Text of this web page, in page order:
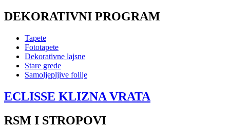
DEKORATIVNI PROGRAM
Tapete
Fototapete
Dekorativne lajsne
Stare grede
Samoljepljive folije
ECLISSE KLIZNA VRATA
RSM I STROPOVI